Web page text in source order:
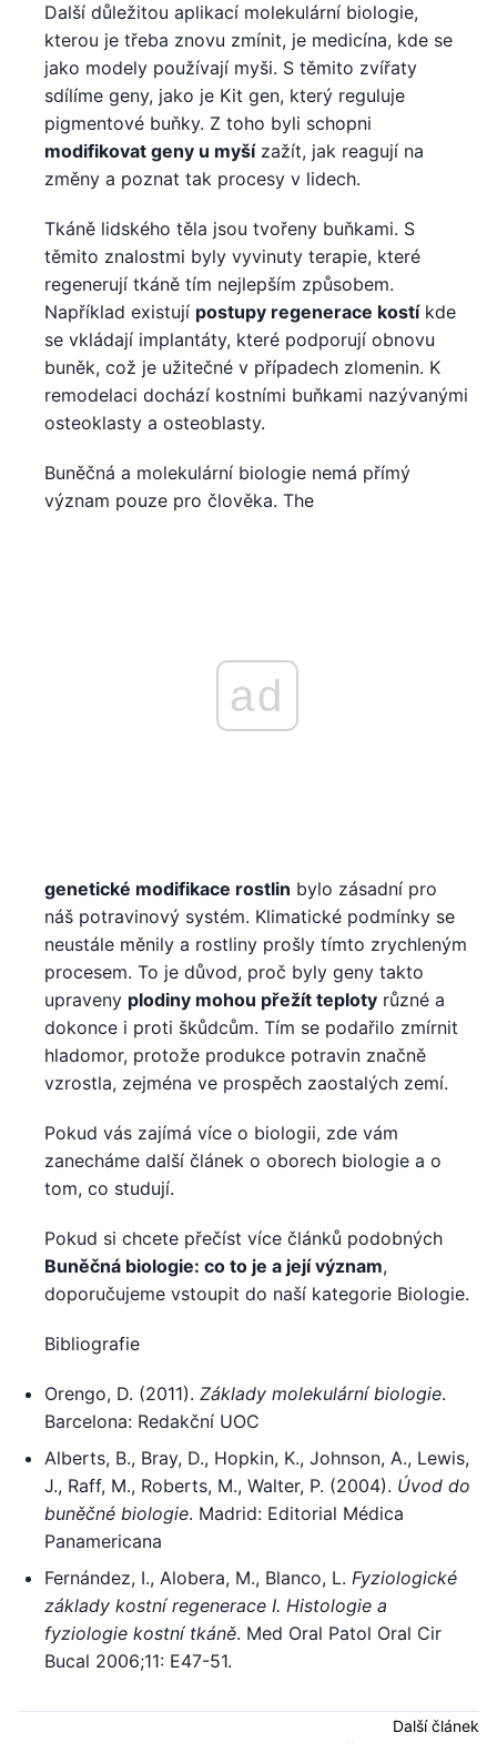
Další důležitou aplikací molekulární biologie,
kterou je třeba znovu zmínit, je medicína, kde se
jako modely používají myši. S těmito zvířaty
sdílíme geny, jako je Kit gen, který reguluje
pigmentové buňky. Z toho byli schopni
modifikovat geny u myšízažít, jak reagují na
změny a poznat tak procesy v lidech.
Tkáně lidského těla jsou tvořeny buňkami. S
těmito znalostmi byly vyvinuty terapie, které
regenerují tkáně tím nejlepším způsobem.
Například existují postupy regenerace kostíkde
se vkládají implantáty, které podporují obnovu
buněk, což je užitečné v případech zlomenin. K
remodelaci dochází kostními buňkami nazývanými
osteoklasty a osteoblasty.
Buněčná a molekulární biologie nemá přímý
význam pouze pro člověka. The
ad
genetické modifikace rostlin bylo zásadní pro
náš potravinový systém. Klimatické podmínky se
neustále měnily a rostliny prošly tímto zrychleným
procesem. To je důvod, proč byly geny takto
upraveny plodiny mohou přežít teploty různé a
dokonce i proti škůdcům. Tím se podařilo zmírnit
hladomor, protože produkce potravin značně
vzrostla, zejména ve prospěch zaostalých zemí.
Pokud vás zajímá více o biologii, zde vám
zanecháme další článek o oborech biologie a o
tom, co studují.
Pokud si chcete přečíst více článků podobných
Buněčná biologie: co to je a její význam,
doporučujeme vstoupit do naší kategorie Biologie.
Bibliografie
Orengo, D. (2011). Základy molekulární biologie.
Barcelona: Redakční UOC
Alberts, B., Bray, D., Hopkin, K., Johnson, A., Lewis,
J., Raff, M., Roberts, M., Walter, P. (2004). Úvod do
buněčné biologie. Madrid: Editorial Médica
Panamericana
Fernández, I., Alobera, M., Blanco, L. Fyziologické
základy kostní regenerace I. Histologie a
fyziologie kostní tkáně. Med Oral Patol Oral Cir
Bucal 2006;11: E47-51.
Další článek